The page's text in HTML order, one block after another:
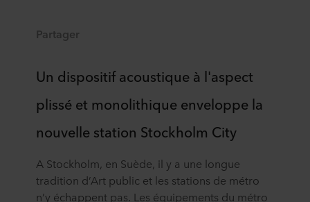
Partager
Un dispositif acoustique à l'aspect
plissé et monolithique enveloppe la
nouvelle station Stockholm City
A Stockholm, en Suède, il y a une longue
tradition d’Art public et les stations de métro
n’y échappent pas. Les équipements du métro